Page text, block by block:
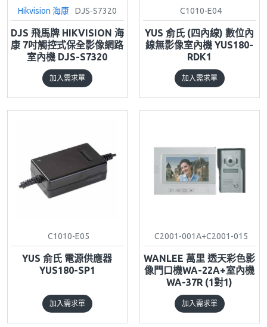
Hikvision 海康 DJS-S7320
DJS 飛馬牌 HIKVISION 海
康 7吋觸控式保全影像網路
室內機 DJS-S7320
加入需求單
C1010-E04
YUS 俞氏 (四內線) 數位內
線無影像室內機 YUS180-
RDK1
加入需求單
C1010-E05
YUS 俞氏 電源供應器
YUS180-SP1
加入需求單
C2001-001A+C2001-015
WANLEE 萬里 透天彩色影
像門口機WA-22A+室內機
WA-37R (1對1)
加入需求單